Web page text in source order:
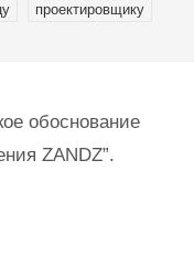
проектировщику
обоснование
ZANDZ”.